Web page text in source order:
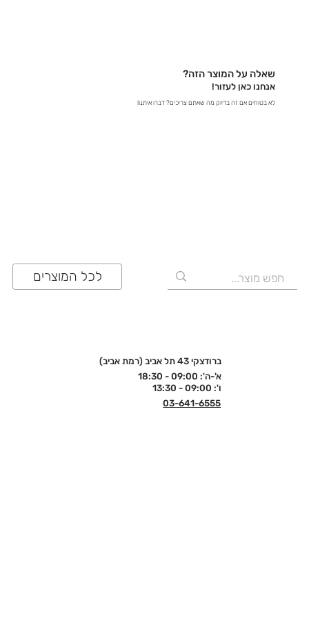
ולוודא שתעשו את הבחירה הנכונה!
שאלה על המוצר הזה?
אנחנו כאן לעזור!
לא בטוחים אם זה בדיוק מה שאתם צריכים? דברו איתנו!
לכל המוצרים
ברודצקי 43 תל אביב (רמת אביב)
א'-ה': 09:00 - 18:30
ו': 09:00 - 13:30
03-641-6555